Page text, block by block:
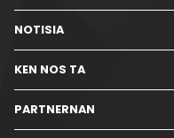
NOTISIA
KEN NOS TA
PARTNERNAN